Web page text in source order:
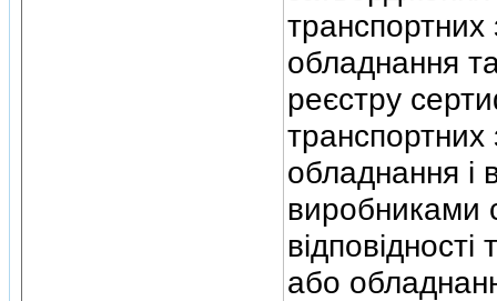
транспортних
обладнання
реєстру
транспортних
обладнання i
виробниками
вiдповiдностi
або